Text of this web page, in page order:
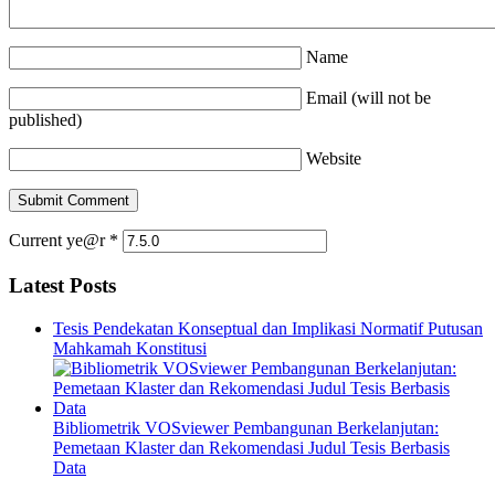
Name
Email (will not be
published)
Website
Current ye@r *
Latest Posts
Tesis Pendekatan Konseptual dan Implikasi Normatif Putusan
Mahkamah Konstitusi
Bibliometrik VOSviewer Pembangunan Berkelanjutan:
Pemetaan Klaster dan Rekomendasi Judul Tesis Berbasis
Data